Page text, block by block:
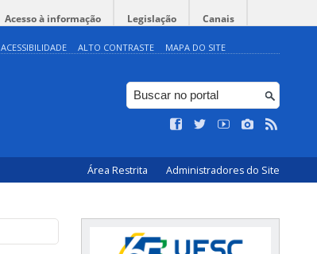
Acesso à informação Legislação Canais
ACESSIBILIDADE ALTO CONTRASTE MAPA DO SITE
Área Restrita Administradores do Site